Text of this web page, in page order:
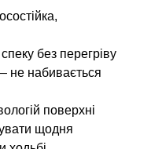
без перегріву
не набивається
поверхні
щодня